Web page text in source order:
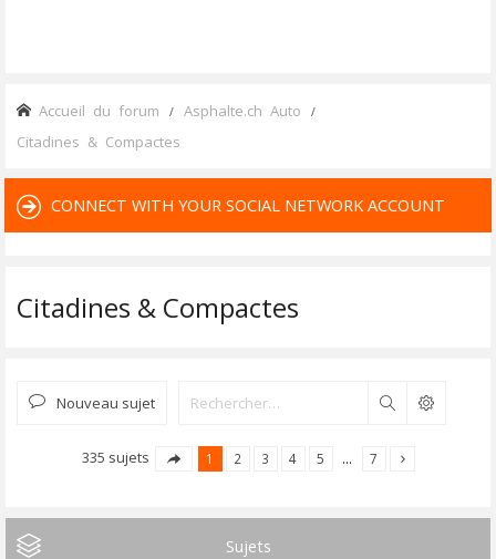
Accueil du forum Asphalte.ch Auto
Citadines & Compactes
CONNECT WITH YOUR SOCIAL NETWORK ACCOUNT
Citadines & Compactes
Nouveau sujet Rechercher
335 sujets 1 2 3 4 5 … 7
Sujets